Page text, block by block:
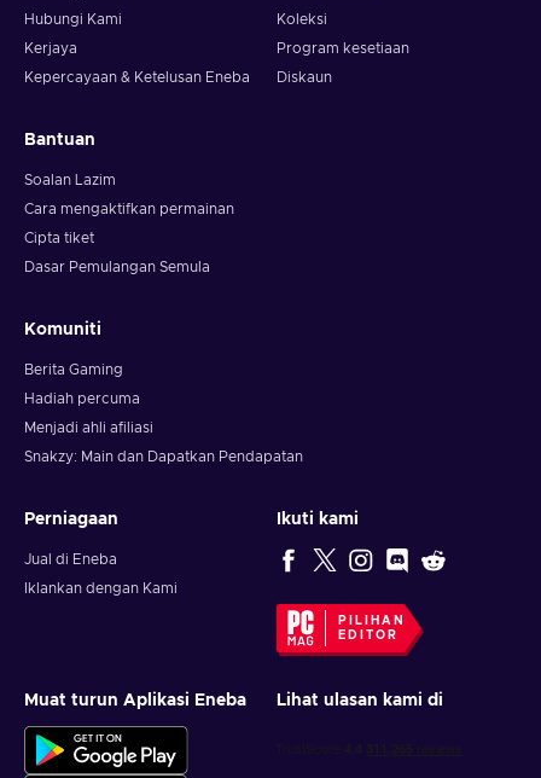
Hubungi Kami
Kerjaya
Kepercayaan & Ketelusan Eneba
Koleksi
Program kesetiaan
Diskaun
Bantuan
Soalan Lazim
Cara mengaktifkan permainan
Cipta tiket
Dasar Pemulangan Semula
Komuniti
Berita Gaming
Hadiah percuma
Menjadi ahli afiliasi
Snakzy: Main dan Dapatkan Pendapatan
Perniagaan
Jual di Eneba
Iklankan dengan Kami
Ikuti kami
PILIHAN
EDITOR
Muat turun Aplikasi Eneba Lihat ulasan kami di